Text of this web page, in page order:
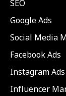
SEO
Google Ads
Social Media
Facebook Ads
Instagram Ads
Influencer